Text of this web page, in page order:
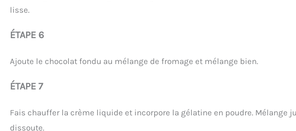
lisse.
ÉTAPE 6
Ajoute le chocolat fondu au mélange de fromage et mélange bien.
ÉTAPE 7
Fais chauffer la crème liquide et incorpore la gélatine en poudre. Mélange
dissoute.